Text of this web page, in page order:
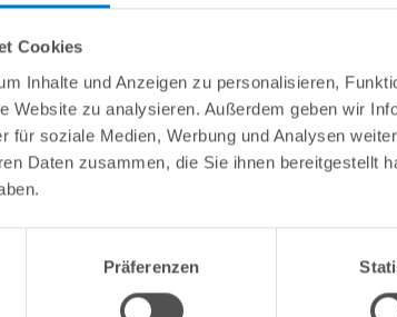
Cookies
Inhalte und Anzeigen zu personalisieren,
Website zu analysieren. Außerdem geben wir
für soziale Medien, Werbung und Analysen
Daten zusammen, die Sie ihnen bereitgestellt
Präferenzen
50/80"
passendes Ladekabel, geeignet für die Geräte
Ladekabel in den Adapter eingesteckt, und
Kundeninformationen